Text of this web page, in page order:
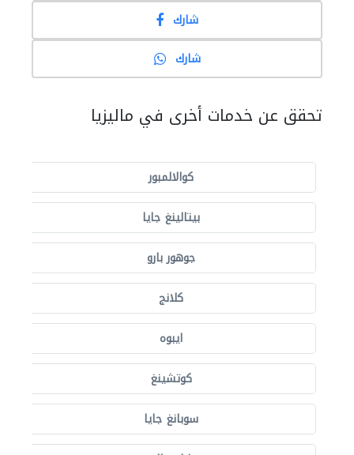
شارك
شارك
تحقق عن خدمات أخرى في ماليزيا
كوالالمبور
بيتالينغ جايا
جوهور بارو
كلانج
ايبوه
كوتشينغ
سوبانغ جايا